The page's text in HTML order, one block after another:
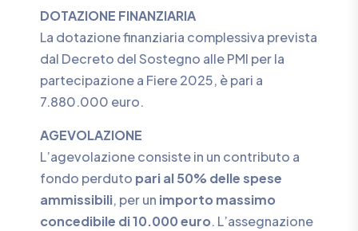
DOTAZIONE FINANZIARIA
La dotazione finanziaria complessiva prevista
dal Decreto del Sostegno alle PMI per la
partecipazione a Fiere 2025, è pari a
7.880.000 euro.
AGEVOLAZIONE
L’agevolazione consiste in un contributo a
fondo perduto pari al 50% delle spese
ammissibili, per un importo massimo
concedibile di 10.000 euro. L’assegnazione